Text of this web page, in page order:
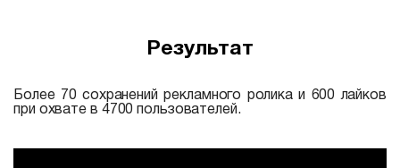
Результат
Более 70 сохранений рекламного ролика и 600 лайков
при охвате в 4700 пользователей.